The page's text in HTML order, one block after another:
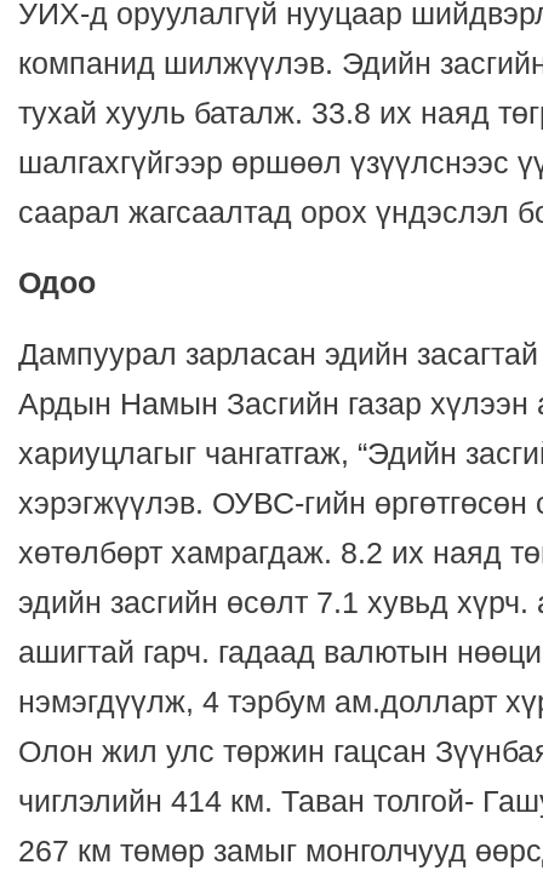
УИХ-д оруулалгүй нууцаар
компанид шилжүүлэв. Эдийн
тухай хууль баталж. 33.8 их наяд
шалгахгүйгээр өршөөл үзүүлснээс
саарал жагсаалтад орох үндэслэл
Одоо
Дампуурал зарласан эдийн
Ардын Намын Засгийн газар хүлээн
хариуцлагыг чангатгаж, “Эдийн
хэрэгжүүлэв. ОУВС-гийн өргөтгөсөн
хөтөлбөрт хамрагдаж. 8.2 их наяд
эдийн засгийн өсөлт 7.1 хувьд
ашигтай гарч. гадаад валютын
нэмэгдүүлж, 4 тэрбум ам.долларт
Олон жил улс төржин гацсан
чиглэлийн 414 км. Таван толгой-
267 км төмөр замыг монголчууд